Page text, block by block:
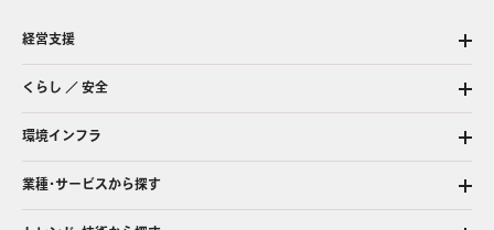
経営支援
くらし ／ 安全
環境インフラ
業種・サービスから探す